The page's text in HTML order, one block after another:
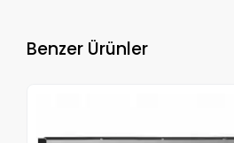
Benzer Ürünler